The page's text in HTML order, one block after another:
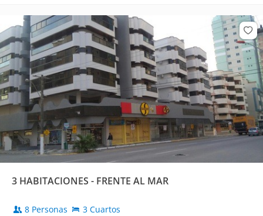
3 HABITACIONES - FRENTE AL MAR
8 Personas 3 Cuartos